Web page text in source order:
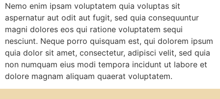
Nemo enim ipsam voluptatem quia voluptas sit
aspernatur aut odit aut fugit, sed quia consequuntur
magni dolores eos qui ratione voluptatem sequi
nesciunt. Neque porro quisquam est, qui dolorem ipsum
quia dolor sit amet, consectetur, adipisci velit, sed quia
non numquam eius modi tempora incidunt ut labore et
dolore magnam aliquam quaerat voluptatem.